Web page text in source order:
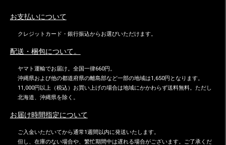
お支払いについて
クレジットカード・銀行振込からお選びいただけます。
配送・梱包について。
ヤマト運輸でお届け。全国一律660円。
沖縄県および他の都道府県の離島部など一部の地域は1,650円となります。
11,000円以上（税込）お買い上げの場合は地域にかかわらず送料無料。ただし
北海道、沖縄県を除く。
お届け時間指定について
ご入金いただいてから通常1週間以内に発送いたします。
但し、在庫のない場合や、繁忙期間中は遅れる場合がございます。ご了承くだ